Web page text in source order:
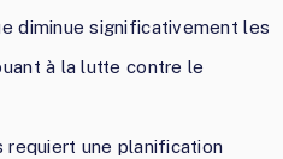
diminue significativement les
à la lutte contre le
requiert une planification